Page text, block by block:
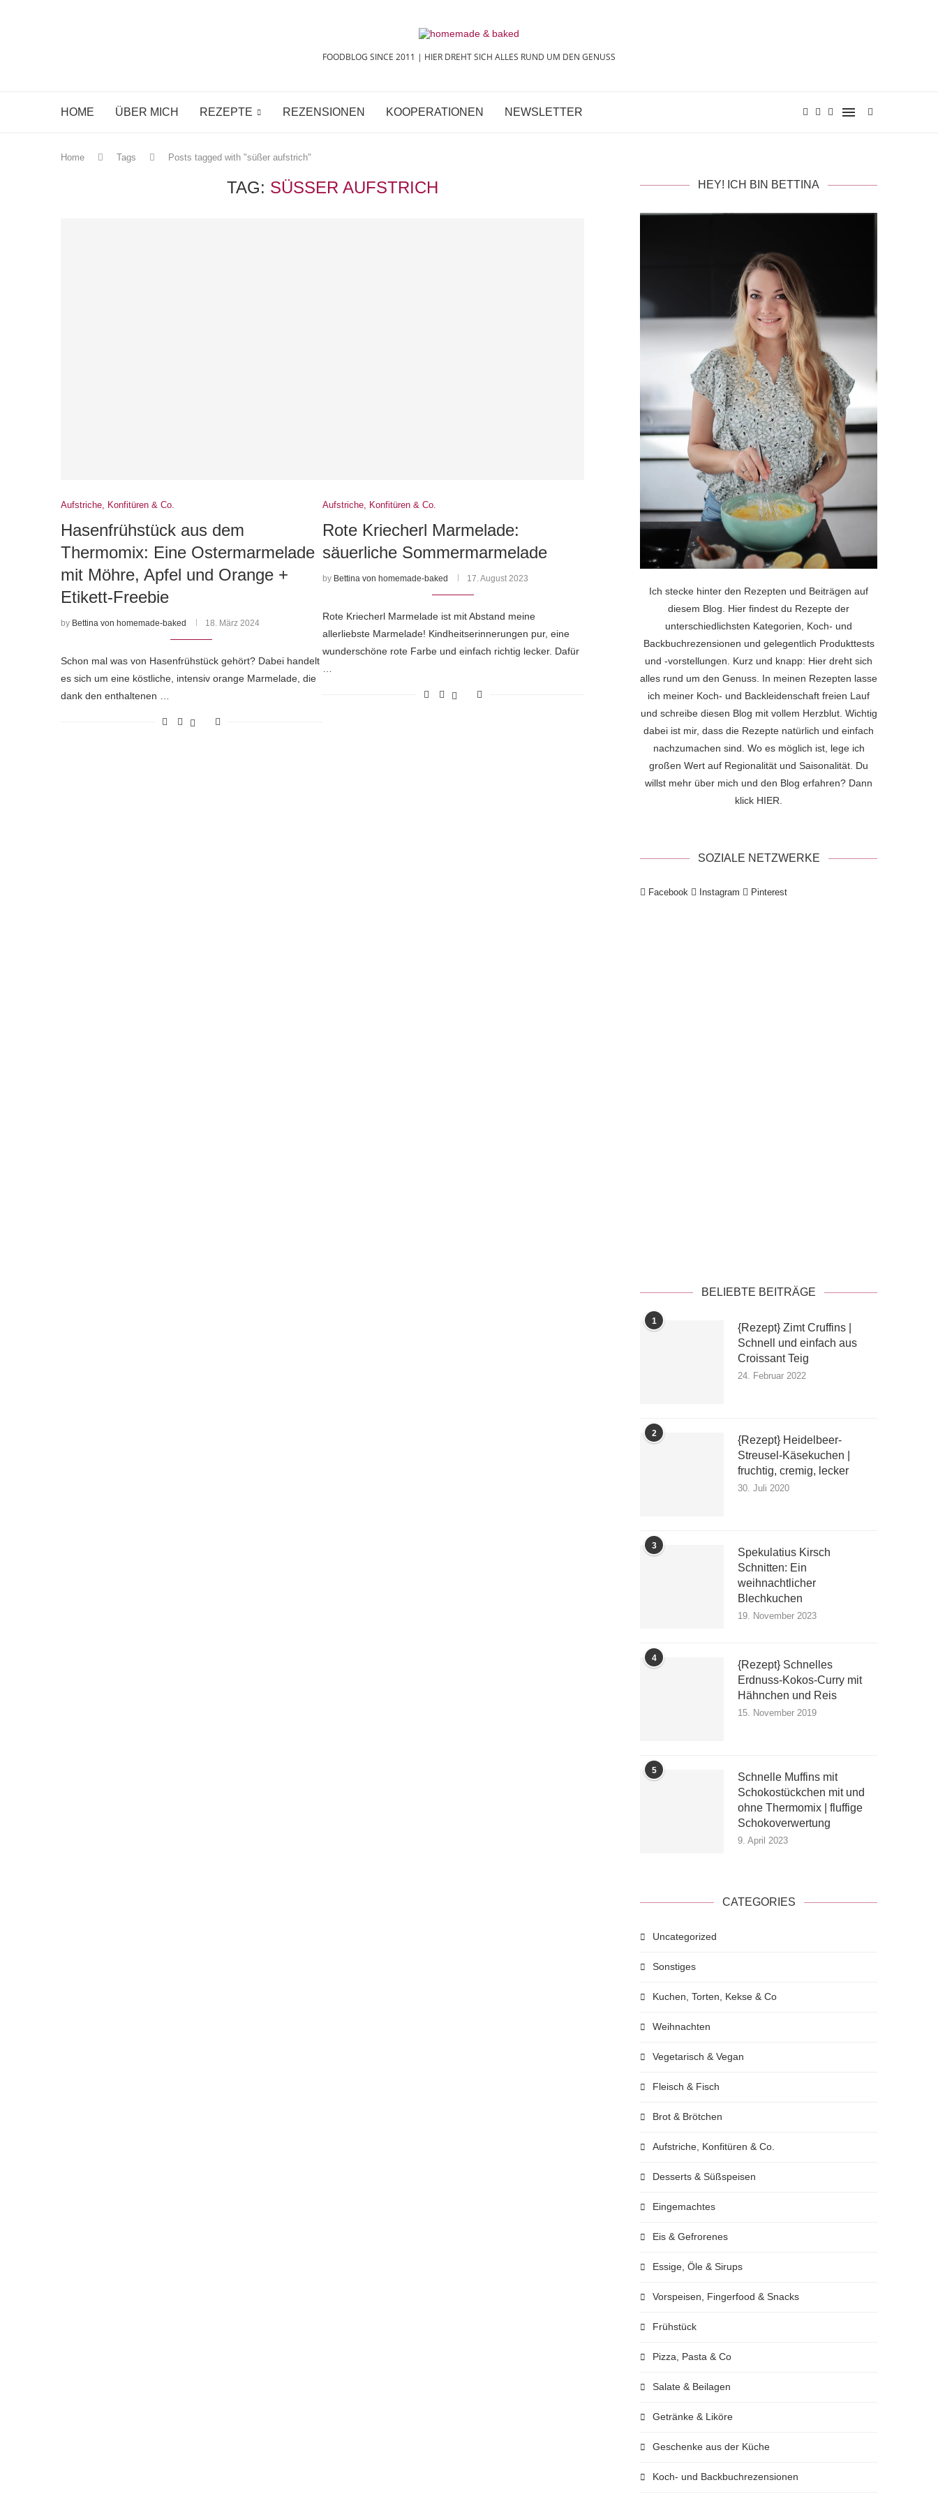
FOODBLOG SINCE 2011 | HIER DREHT SICH ALLES RUND UM DEN GENUSS
HOME ÜBER MICH REZEPTE REZENSIONEN KOOPERATIONEN NEWSLETTER
Home Tags Posts tagged with "süßer aufstrich"
TAG: SÜSSER AUFSTRICH
Aufstriche, Konfitüren & Co.
Hasenfrühstück aus dem
Thermomix: Eine Ostermarmelade
mit Möhre, Apfel und Orange +
Etikett-Freebie
by Bettina von homemade-baked 18. März 2024
Schon mal was von Hasenfrühstück gehört? Dabei handelt
es sich um eine köstliche, intensiv orange Marmelade, die
dank den enthaltenen …
Aufstriche, Konfitüren & Co.
Rote Kriecherl Marmelade:
säuerliche Sommermarmelade
by Bettina von homemade-baked 17. August 2023
Rote Kriecherl Marmelade ist mit Abstand meine
allerliebste Marmelade! Kindheitserinnerungen pur, eine
wunderschöne rote Farbe und einfach richtig lecker. Dafür
HEY! ICH BIN BETTINA
Ich stecke hinter den Rezepten und Beiträgen auf
diesem Blog. Hier findest du Rezepte der
unterschiedlichsten Kategorien, Koch- und
Backbuchrezensionen und gelegentlich Produkttests
und -vorstellungen. Kurz und knapp: Hier dreht sich
alles rund um den Genuss. In meinen Rezepten lasse
ich meiner Koch- und Backleidenschaft freien Lauf
und schreibe diesen Blog mit vollem Herzblut. Wichtig
dabei ist mir, dass die Rezepte natürlich und einfach
nachzumachen sind. Wo es möglich ist, lege ich
großen Wert auf Regionalität und Saisonalität. Du
willst mehr über mich und den Blog erfahren? Dann
klick HIER
SOZIALE NETZWERKE
Facebook Instagram Pinterest
BELIEBTE BEITRÄGE
1
{Rezept} Zimt Cruffins |
Schnell und einfach aus
Croissant Teig
24. Februar 2022
2
{Rezept} Heidelbeer-
Streusel-Käsekuchen |
fruchtig, cremig, lecker
30. Juli 2020
3
Spekulatius Kirsch
Schnitten: Ein
weihnachtlicher
Blechkuchen
19. November 2023
4
{Rezept} Schnelles
Erdnuss-Kokos-Curry mit
Hähnchen und Reis
15. November 2019
5
Schnelle Muffins mit
Schokostückchen mit und
ohne Thermomix | fluffige
Schokoverwertung
9. April 2023
CATEGORIES
Uncategorized
Sonstiges
Kuchen, Torten, Kekse & Co
Weihnachten
Vegetarisch & Vegan
Fleisch & Fisch
Brot & Brötchen
Aufstriche, Konfitüren & Co.
Desserts & Süßspeisen
Eingemachtes
Eis & Gefrorenes
Essige, Öle & Sirups
Vorspeisen, Fingerfood & Snacks
Frühstück
Pizza, Pasta & Co
Salate & Beilagen
Getränke & Liköre
Geschenke aus der Küche
Koch- und Backbuchrezensionen